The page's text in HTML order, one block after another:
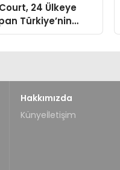
24 Ülkeye
Türkiye’nin
Üretim Gücü
Hakkımızda
Künyeİletişim